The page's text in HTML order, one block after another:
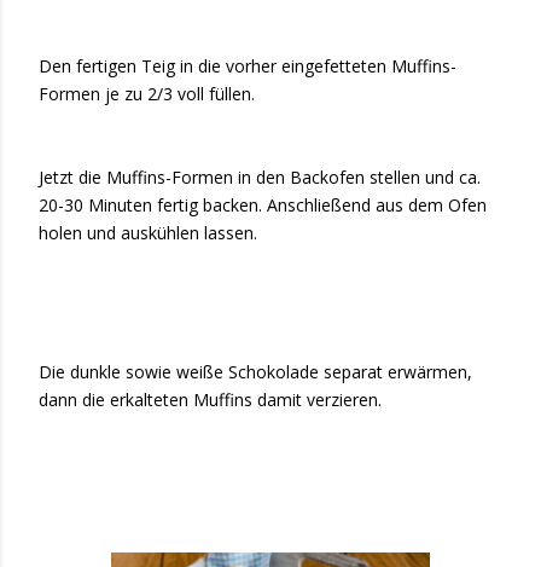
Den fertigen Teig in die vorher eingefetteten Muffins-
Formen je zu 2/3 voll füllen.
Jetzt die Muffins-Formen in den Backofen stellen und ca.
20-30 Minuten fertig backen. Anschließend aus dem Ofen
holen und auskühlen lassen.
Die dunkle sowie weiße Schokolade separat erwärmen,
dann die erkalteten Muffins damit verzieren.